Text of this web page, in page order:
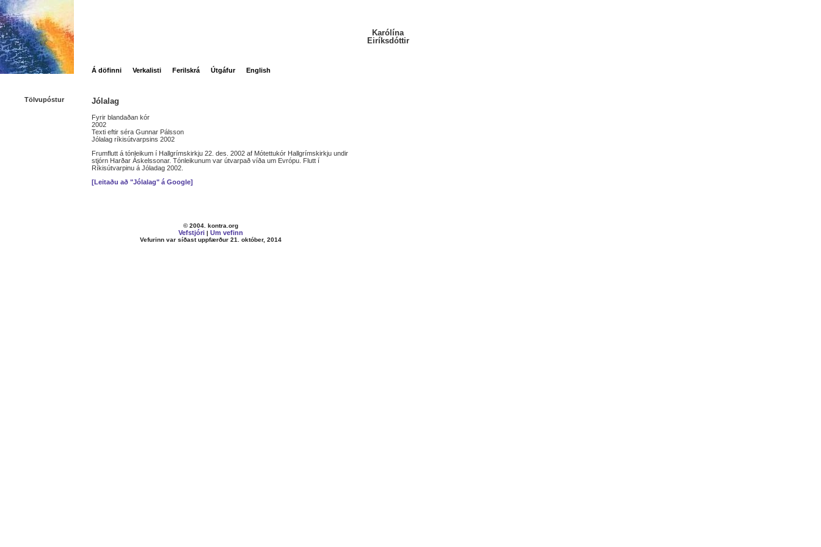
Á döfinni Verkalisti Ferilskrá Útgáfur English
Karólína
Eiríksdóttir
Tölvupóstur Jólalag
Fyrir blandaðan kór
2002
Texti eftir séra Gunnar Pálsson
Jólalag ríkisútvarpsins 2002
Frumflutt á tónleikum í Hallgrímskirkju 22. des. 2002 af Mótettukór Hallgrímskirkju undir
stjórn Harðar Áskelssonar. Tónleikunum var útvarpað víða um Evrópu. Flutt í
Ríkisútvarpinu á Jóladag 2002.
[Leitaðu að "Jólalag" á Google]
© 2004. kontra.org
Vefstjóri | Um vefinn
Vefurinn var síðast uppfærður 21. október, 2014